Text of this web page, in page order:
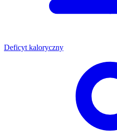
Deficyt kaloryczny